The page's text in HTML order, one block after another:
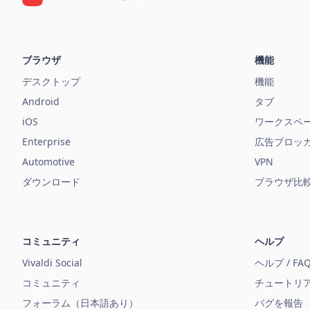
ブラウザ
デスクトップ
Android
iOS
Enterprise
Automotive
ダウンロード
機能
機能
タブ
ワークスペ
広告ブロッ
VPN
ブラウザ比
コミュニティ
Vivaldi Social
コミュニティ
フォーラム（日本語あり）
ヘルプ
ヘルプ / FAQ
チュートリ
バグを報告